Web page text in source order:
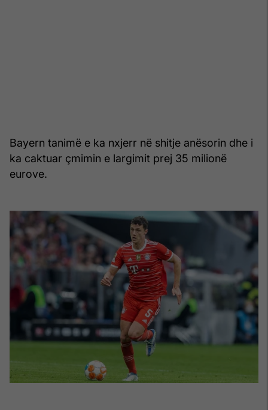
Bayern tanimë e ka nxjerr në shitje anësorin dhe i
ka caktuar çmimin e largimit prej 35 milionë
eurove.